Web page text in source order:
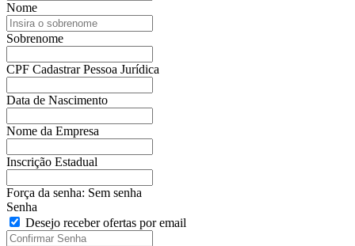
Nome
Sobrenome
CPF Cadastrar Pessoa Jurídica
Data de Nascimento
Nome da Empresa
Inscrição Estadual
Força da senha: Sem senha
Senha
Desejo receber ofertas por email